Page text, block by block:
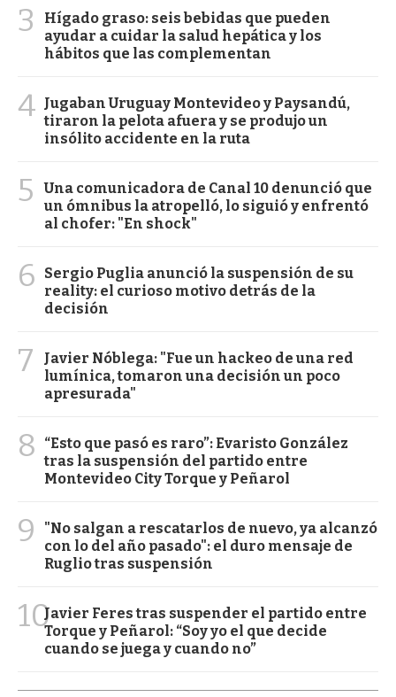
3
Hígado graso: seis bebidas que pueden
ayudar a cuidar la salud hepática y los
hábitos que las complementan
4 Jugaban Uruguay Montevideo y Paysandú,
tiraron la pelota afuera y se produjo un
insólito accidente en la ruta
5
Una comunicadora de Canal 10 denunció que
un ómnibus la atropelló, lo siguió y enfrentó
al chofer: "En shock"
6
Sergio Puglia anunció la suspensión de su
reality: el curioso motivo detrás de la
decisión
7
Javier Nóblega: "Fue un hackeo de una red
lumínica, tomaron una decisión un poco
apresurada"
8
“Esto que pasó es raro”: Evaristo González
tras la suspensión del partido entre
Montevideo City Torque y Peñarol
9
"No salgan a rescatarlos de nuevo, ya alcanzó
con lo del año pasado": el duro mensaje de
Ruglio tras suspensión
10Javier Feres tras suspender el partido entre
Torque y Peñarol: “Soy yo el que decide
cuando se juega y cuando no”